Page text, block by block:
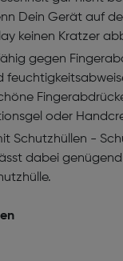
Dein Gerät auf
keinen Kratzer
gegen
oder
Schutzhüllen -
dabei genügend